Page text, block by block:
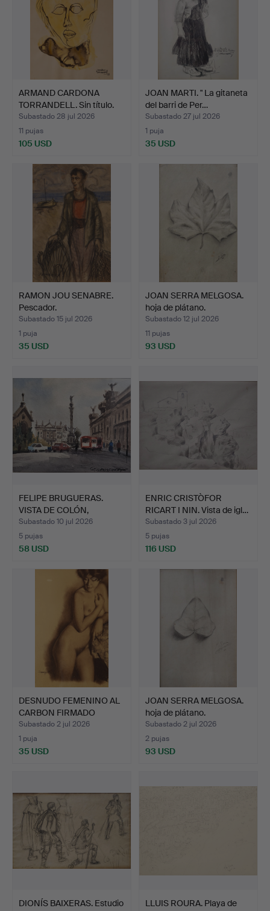
ARMAND CARDONA
TORRANDELL. Sin título.
Subastado 28 jul 2026
11 pujas
105 USD
JOAN MARTI. " La gitaneta
del barri de Per…
Subastado 27 jul 2026
1 puja
35 USD
RAMON JOU SENABRE.
Pescador.
Subastado 15 jul 2026
1 puja
35 USD
JOAN SERRA MELGOSA.
hoja de plátano.
Subastado 12 jul 2026
11 pujas
93 USD
FELIPE BRUGUERAS.
VISTA DE COLÓN,
BARCELON…
Subastado 10 jul 2026
5 pujas
58 USD
ENRIC CRISTÒFOR
RICART I NIN. Vista de igl…
Subastado 3 jul 2026
5 pujas
116 USD
DESNUDO FEMENINO AL
CARBON FIRMADO
"DOMING…
Subastado 2 jul 2026
1 puja
35 USD
JOAN SERRA MELGOSA.
hoja de plátano.
Subastado 2 jul 2026
2 pujas
93 USD
DIONÍS BAIXERAS. Estudio
LLUIS ROURA. Playa de